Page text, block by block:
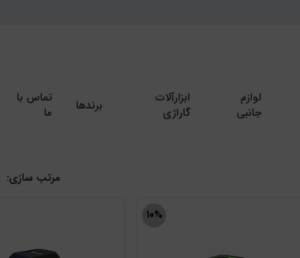
لوازم
جانبی
ابزارآلات
گاراژی
برندها
تماس با
ما
مرتب سازی:
۱۰%